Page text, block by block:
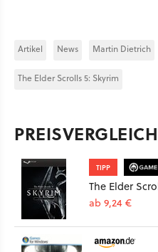
Artikel News Martin Dietrich
The Elder Scrolls 5: Skyrim
PREISVERGLEICH
TIPP
The Elder
ab 9,24 €